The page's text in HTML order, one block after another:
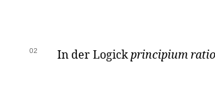
02 In der Logickprincipium